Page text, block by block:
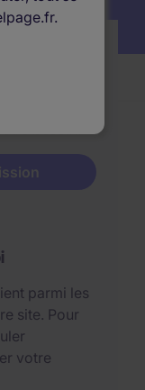
besoin.
parmi les
site. Pour
votre